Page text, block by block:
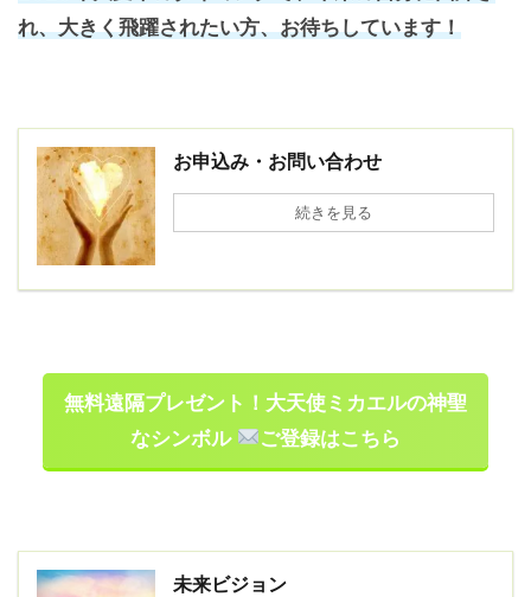
れ、大きく飛躍されたい方、お待ちしています！
お申込み・お問い合わせ
続きを見る
無料遠隔プレゼント！大天使ミカエルの神聖
なシンボル
ご登録はこちら
未来ビジョン